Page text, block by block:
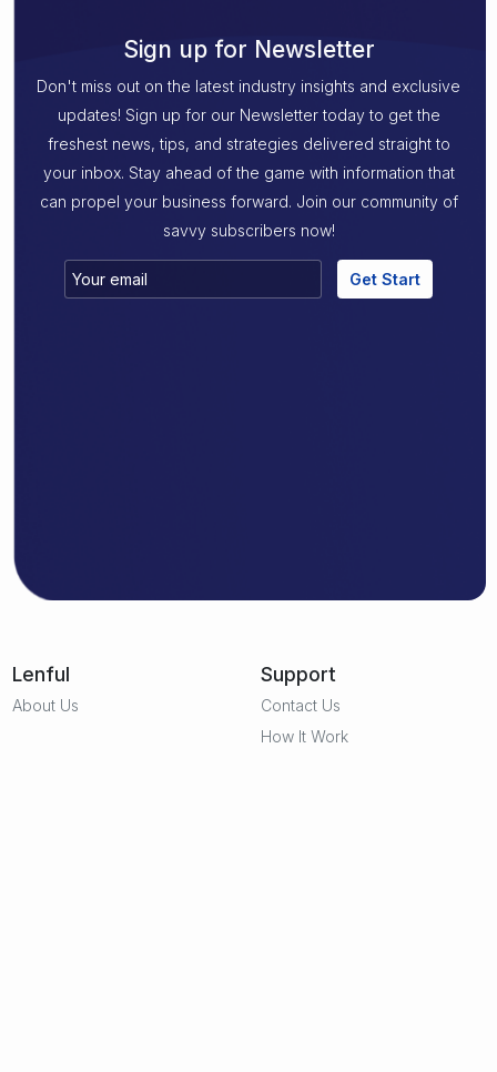
Sign up for Newsletter
Don't miss out on the latest industry insights and exclusive
updates! Sign up for our Newsletter today to get the
freshest news, tips, and strategies delivered straight to
your inbox. Stay ahead of the game with information that
can propel your business forward. Join our community of
savvy subscribers now!
Get Start
Lenful
About Us
Support
Contact Us
How It Work